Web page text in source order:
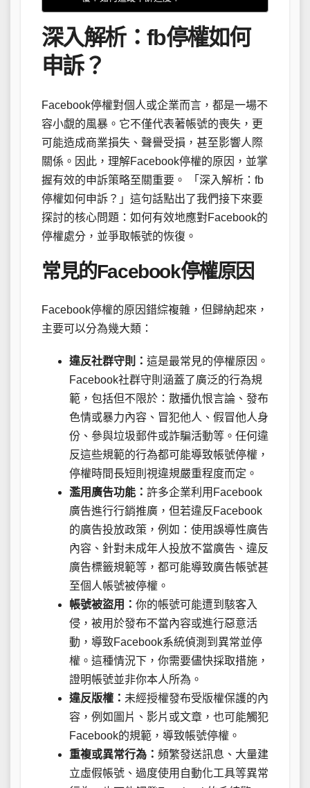
深入解析：fb停權如何
申訴？
Facebook停權對個人或企業而言，都是一場不
容小覷的風暴。它不僅代表著帳號的喪失，更
可能造成商業損失、聲譽受損，甚至影響人際
關係。因此，理解Facebook停權的原因，並掌
握有效的申訴策略至關重要。 「深入解析：fb
停權如何申訴？」這句話點出了我們接下來要
探討的核心問題：如何有效地應對Facebook的
停權處分，並爭取帳號的恢復。
常見的Facebook停權原因
Facebook停權的原因錯綜複雜，但歸納起來，
主要可以分為幾大類：
違反社群守則： 這是最常見的停權原因。
Facebook社群守則涵蓋了廣泛的行為規
範，包括但不限於：散播仇恨言論、發布
色情或暴力內容、冒犯他人、假冒他人身
份、參與垃圾郵件或詐騙活動等。任何違
反這些規範的行為都可能導致帳號停權，
停權時間長短則視違規嚴重程度而定。
濫用廣告功能： 許多企業利用Facebook
廣告進行行銷推廣，但若違反Facebook
的廣告投放政策，例如：使用誤導性廣告
內容、針對未成年人投放不當廣告、違反
廣告標籤規範等，都可能導致廣告帳號甚
至個人帳號被停權。
帳號被盜用： 你的帳號可能遭到駭客入
侵，被用於發布不當內容或進行惡意活
動，導致Facebook系統偵測到異常並停
權。這種情況下，你需要儘快採取措施，
證明帳號並非你本人所為。
違反版權： 未經授權發布受版權保護的內
容，例如圖片、影片或文章，也可能觸犯
Facebook的規範，導致帳號停權。
重複或異常行為： 頻繁發送訊息、大量建
立虛假帳號、過度使用自動化工具等異常